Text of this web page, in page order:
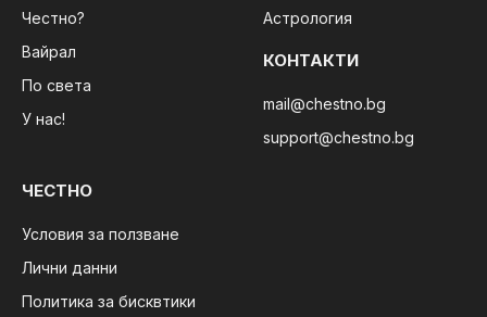
Честно?
Вайрал
По света
У нас!
Астрология
КОНТАКТИ
mail@chestno.bg
support@chestno.bg
ЧЕСТНО
Условия за ползване
Лични данни
Политика за бисквтики